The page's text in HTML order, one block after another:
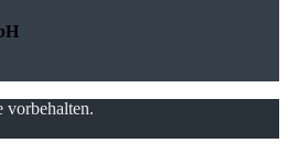
vorbehalten.